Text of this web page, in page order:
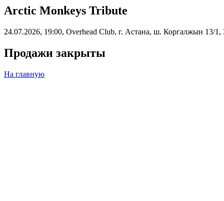
Arctic Monkeys Tribute
24.07.2026, 19:00, Overhead Club, г. Астана, ш. Коргалжын 13/1,
Продажи закрыты
На главную